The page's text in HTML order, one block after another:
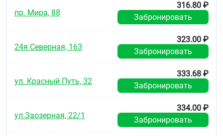
пр. Мира, 88
316.80 ₽
Забронировать
24я Северная, 163
323.00 ₽
Забронировать
ул. Красный Путь, 32
333.68 ₽
Забронировать
ул.Заозерная, 22/1
334.00 ₽
Забронировать